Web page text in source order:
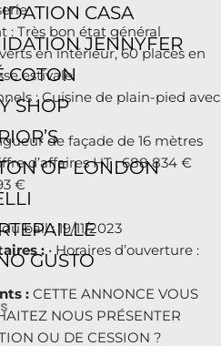
CASA
JENNYFER
COTON
SHOP
OF LONDON
GUSTO
: Très bon état général
en intérieur, 60 places en
estivale
: Cuisine de plain-pied avec
de façade de 16 mètres
d’affaires HT : 688 834 €
€
bail : 19/11/2023
:• Horaires d’ouverture :
: CETTE ANNONCE VOUS
NOUS PRÉSENTER
OU DE CESSION ?